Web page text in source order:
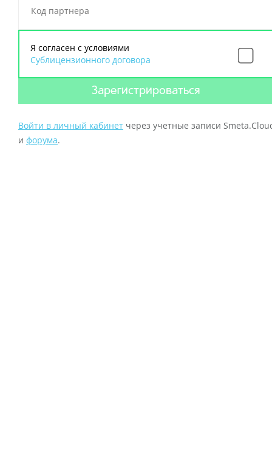
Я согласен с условиями
Сублицензионного договорa
Зарегистрироваться
Войти в личный кабинет через учетные записи
и форума.